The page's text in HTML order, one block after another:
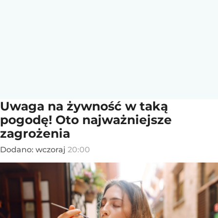
Uwaga na żywność w taką
pogodę! Oto najważniejsze
zagrożenia
Dodano: wczoraj 20:00